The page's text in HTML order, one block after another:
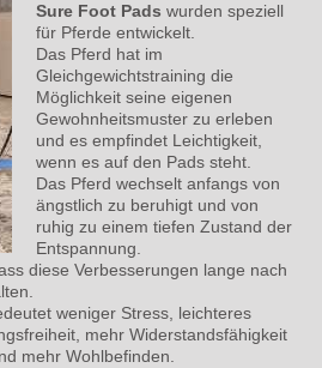
Sure Foot Pads wurden speziell
für Pferde entwickelt.
Das Pferd hat im
Gleichgewichtstraining die
Möglichkeit seine eigenen
Gewohnheitsmuster zu erleben
und es empfindet Leichtigkeit,
wenn es auf den Pads steht.
Das Pferd wechselt anfangs von
ängstlich zu beruhigt und von
ruhig zu einem tiefen Zustand der
Entspannung.
diese Verbesserungen lange nach
weniger Stress, leichteres
mehr Widerstandsfähigkeit
mehr Wohlbefinden.